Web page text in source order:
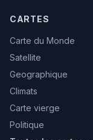
CARTES
Carte du Monde
Satellite
Geographique
Climats
Carte vierge
Politique